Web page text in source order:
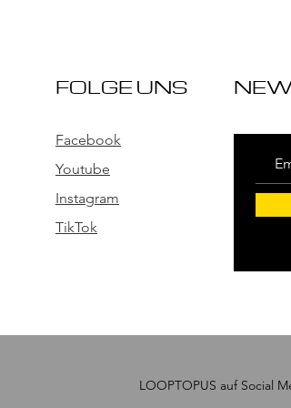
FOLGE UNS
Facebook
Youtube
Instagram
TikTok
LOOPTOPUS auf Social